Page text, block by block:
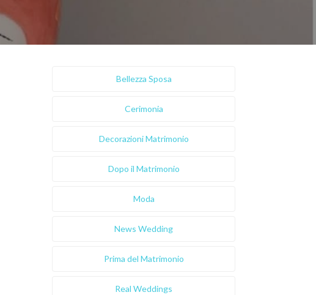
Bellezza Sposa
Cerimonia
Decorazioni Matrimonio
Dopo il Matrimonio
Moda
News Wedding
Prima del Matrimonio
Real Weddings